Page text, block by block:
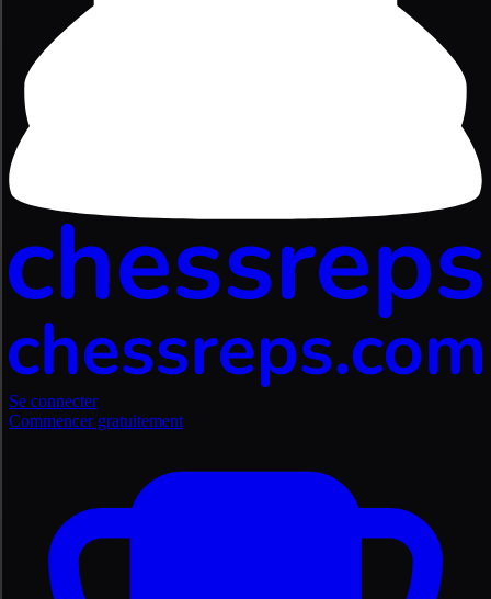
Se connecter
Commencer gratuitement